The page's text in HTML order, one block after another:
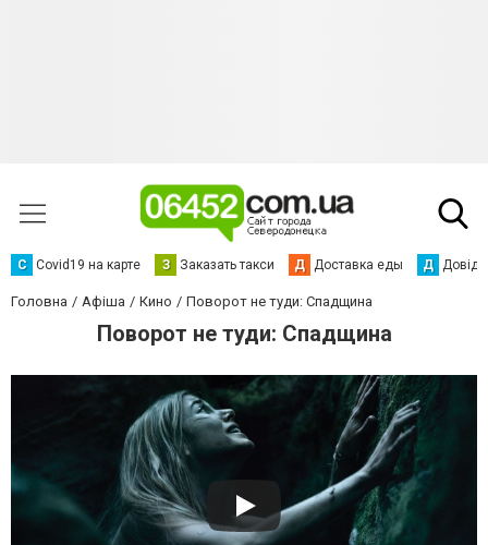
С Сovid19 на карте З Заказать такси Д Доставка еды Д
Головна Афіша Кино Поворот не туди: Спадщина
Поворот не туди: Спадщина